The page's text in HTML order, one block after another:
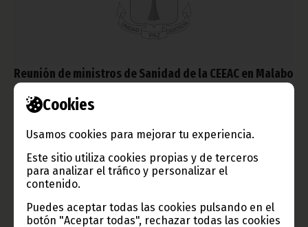
Cookies
Usamos cookies para mejorar tu experiencia.
Este sitio utiliza cookies propias y de terceros
para analizar el tráfico y personalizar el
contenido.
Puedes aceptar todas las cookies pulsando en el
botón "Aceptar todas", rechazar todas las cookies
Reunión de ministros de Sanidad de la CEEAC en Malabo
enero 07, 2013
Entre los próximos días 20-24 de enero se celebrará en
Ministros de Sanidad de los países de la Comunidad Económica
ocasión, se les unirán Benín y Costa de Marfil.
Noticias